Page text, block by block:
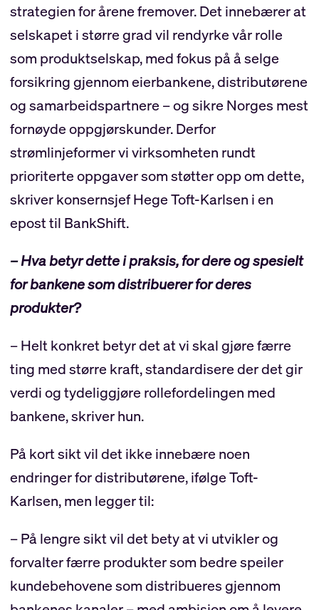
strategien for årene fremover. Det innebærer at
selskapet i større grad vil rendyrke vår rolle
som produktselskap, med fokus på å selge
forsikring gjennom eierbankene, distributørene
og samarbeidspartnere – og sikre Norges mest
fornøyde oppgjørskunder. Derfor
strømlinjeformer vi virksomheten rundt
prioriterte oppgaver som støtter opp om dette,
skriver konsernsjef Hege Toft-Karlsen i en
epost til BankShift.
– Hva betyr dette i praksis, for dere og spesielt
for bankene som distribuerer for deres
produkter?
– Helt konkret betyr det at vi skal gjøre færre
ting med større kraft, standardisere der det gir
verdi og tydeliggjøre rollefordelingen med
bankene, skriver hun.
På kort sikt vil det ikke innebære noen
endringer for distributørene, ifølge Toft-
Karlsen, men legger til:
– På lengre sikt vil det bety at vi utvikler og
forvalter færre produkter som bedre speiler
kundebehovene som distribueres gjennom